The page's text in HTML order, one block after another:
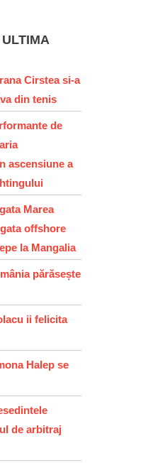
Cirstea si-a
din tenis
de
ascensiune a
Marea
offshore
la Mangalia
părăsește
ii felicita
Halep se
de arbitraj